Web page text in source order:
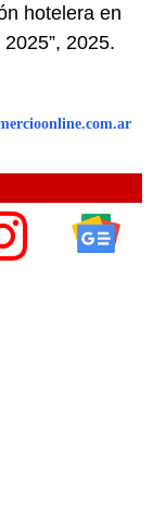
hotelera en
2025.